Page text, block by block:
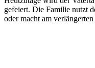
gefeiert. Die Familie nutzt
oder macht am